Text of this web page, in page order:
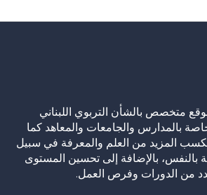
متخصص بالشأن التربوي اللبناني
بالمدارس والجامعات والمعاهد كما
المزيد من العلم والمعرفة في سبيل
بالنفس، بالإضافة إلى تحسين المستوى
من الدورات وفرص العمل.